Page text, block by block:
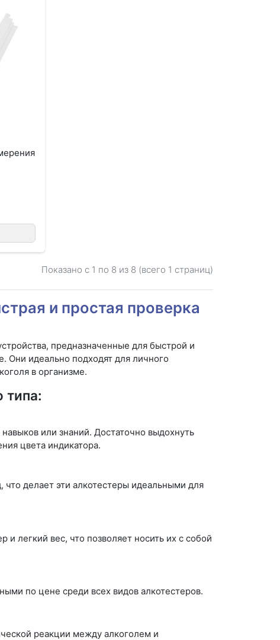
Показано с 1 по 8 из 8 (всего 1 страниц)
и простая проверка
предназначенные для быстрой и
Они идеально подходят для личного
в организме.
типа:
или знаний. Достаточно выдохнуть
цвета индикатора.
что делает эти алкотестеры идеальными для
легкий вес, что позволяет носить их с собой
по цене среди всех видов алкотестеров.
реакции между алкоголем и